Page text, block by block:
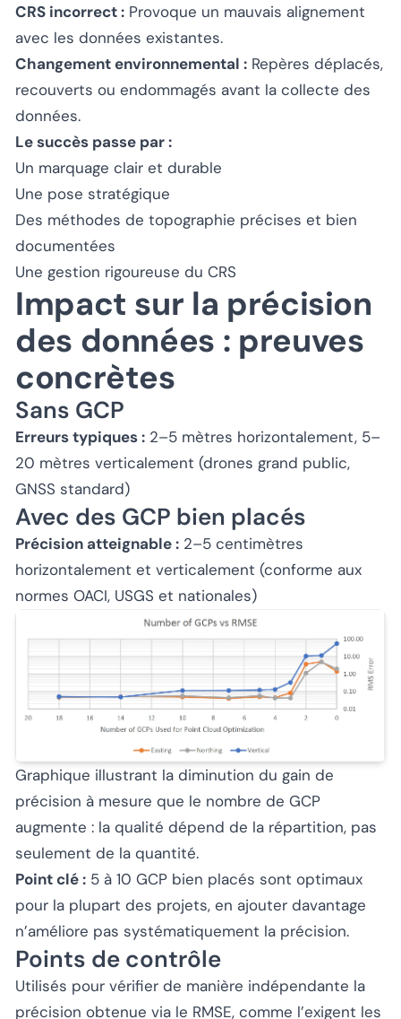
CRS incorrect : Provoque un mauvais alignement
avec les données existantes.
Changement environnemental : Repères déplacés,
recouverts ou endommagés avant la collecte des
données.
Le succès passe par :
Un marquage clair et durable
Une pose stratégique
Des méthodes de topographie précises et bien
documentées
Une gestion rigoureuse du CRS
Impact sur la précision
des données : preuves
concrètes
Sans GCP
Erreurs typiques : 2–5 mètres horizontalement, 5–
20 mètres verticalement (drones grand public,
GNSS standard)
Avec des GCP bien placés
Précision atteignable : 2–5 centimètres
horizontalement et verticalement (conforme aux
normes OACI, USGS et nationales)
Graphique illustrant la diminution du gain de
précision à mesure que le nombre de GCP
augmente : la qualité dépend de la répartition, pas
seulement de la quantité.
Point clé : 5 à 10 GCP bien placés sont optimaux
pour la plupart des projets, en ajouter davantage
n’améliore pas systématiquement la précision.
Points de contrôle
Utilisés pour vérifier de manière indépendante la
précision obtenue via le RMSE, comme l’exigent les